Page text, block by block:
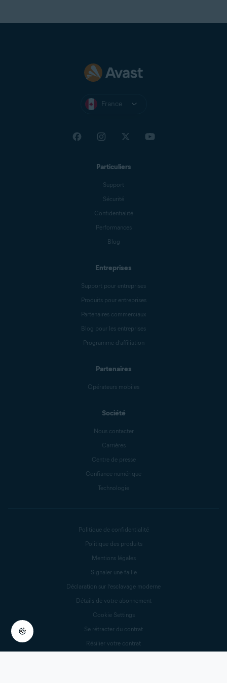
France
Particuliers
Support
Sécurité
Confidentialité
Performances
Blog
Entreprises
Support pour entreprises
Produits pour entreprises
Partenaires commerciaux
Blog pour les entreprises
Programme d’affiliation
Partenaires
Opérateurs mobiles
Société
Nous contacter
Carrières
Centre de presse
Confiance numérique
Technologie
Politique de confidentialité
Politique des produits
Mentions légales
Signaler une faille
Déclaration sur l’esclavage moderne
Détails de votre abonnement
Cookie Settings
Se rétracter du contrat
Résilier votre contrat